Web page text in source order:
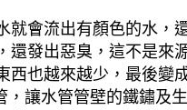
會流出有顏色的水，
發出惡臭，這不是來
也越來越少，最後變
讓水管管壁的鐵鏽